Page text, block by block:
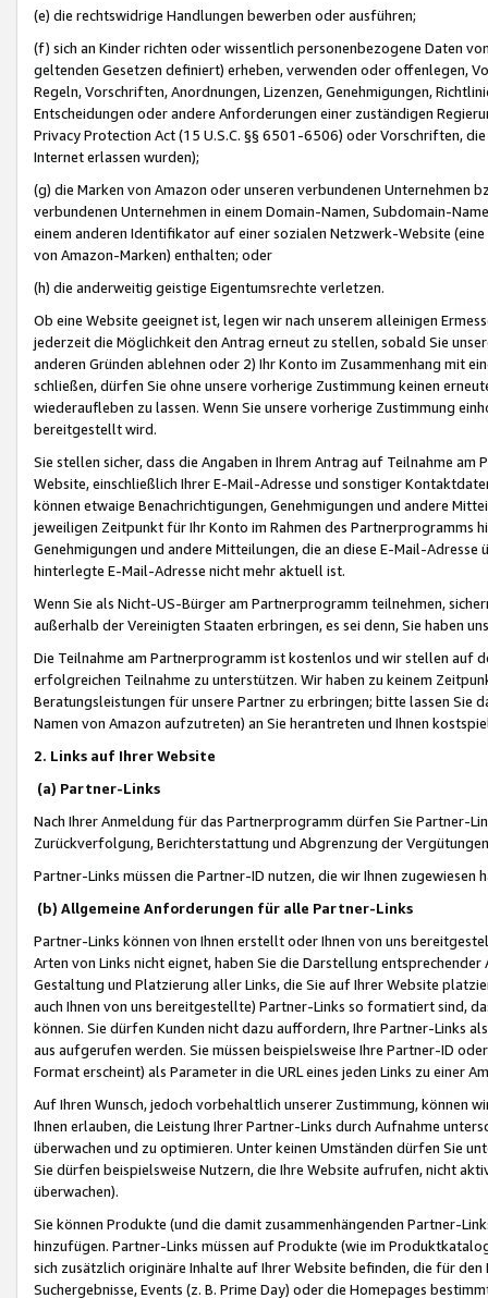
(e) die rechtswidrige Handlungen bewerben oder ausführen;
(f) sich an Kinder richten oder wissentlich personenbezogene Daten
geltenden Gesetzen definiert) erheben, verwenden oder offenlegen,
Regeln, Vorschriften, Anordnungen, Lizenzen, Genehmigungen,
Entscheidungen oder andere Anforderungen einer zuständigen
Privacy Protection Act (15 U.S.C. §§ 6501-6506) oder Vorschriften,
Internet erlassen wurden);
(g) die Marken von Amazon oder unseren verbundenen Unternehmen
verbundenen Unternehmen in einem Domain-Namen, Subdomain-
einem anderen Identifikator auf einer sozialen Netzwerk-Website
von Amazon-Marken) enthalten; oder
(h) die anderweitig geistige Eigentumsrechte verletzen.
Ob eine Website geeignet ist, legen wir nach unserem alleinigen
jederzeit die Möglichkeit den Antrag erneut zu stellen, sobald Sie
anderen Gründen ablehnen oder 2) Ihr Konto im Zusammenhang mit
schließen, dürfen Sie ohne unsere vorherige Zustimmung keinen
wiederaufleben zu lassen. Wenn Sie unsere vorherige Zustimmung
bereitgestellt wird.
Sie stellen sicher, dass die Angaben in Ihrem Antrag auf Teilnahme
Website, einschließlich Ihrer E-Mail-Adresse und sonstiger
können etwaige Benachrichtigungen, Genehmigungen und andere
jeweiligen Zeitpunkt für Ihr Konto im Rahmen des Partnerprogramms
Genehmigungen und andere Mitteilungen, die an diese E-Mail-
hinterlegte E-Mail-Adresse nicht mehr aktuell ist.
Wenn Sie als Nicht-US-Bürger am Partnerprogramm teilnehmen,
außerhalb der Vereinigten Staaten erbringen, es sei denn, Sie haben
Die Teilnahme am Partnerprogramm ist kostenlos und wir stellen auf
erfolgreichen Teilnahme zu unterstützen. Wir haben zu keinem
Beratungsleistungen für unsere Partner zu erbringen; bitte lassen Sie
Namen von Amazon aufzutreten) an Sie herantreten und Ihnen
2. Links auf Ihrer Website
(a) Partner-Links
Nach Ihrer Anmeldung für das Partnerprogramm dürfen Sie Partner-
Zurückverfolgung, Berichterstattung und Abgrenzung der
Partner-Links müssen die Partner-ID nutzen, die wir Ihnen zugewiesen
(b) Allgemeine Anforderungen für alle Partner-Links
Partner-Links können von Ihnen erstellt oder Ihnen von uns
Arten von Links nicht eignet, haben Sie die Darstellung
Gestaltung und Platzierung aller Links, die Sie auf Ihrer Website
auch Ihnen von uns bereitgestellte) Partner-Links so formatiert sind,
können. Sie dürfen Kunden nicht dazu auffordern, Ihre Partner-Links
aus aufgerufen werden. Sie müssen beispielsweise Ihre Partner-ID
Format erscheint) als Parameter in die URL eines jeden Links zu einer
Auf Ihren Wunsch, jedoch vorbehaltlich unserer Zustimmung, können
Ihnen erlauben, die Leistung Ihrer Partner-Links durch Aufnahme
überwachen und zu optimieren. Unter keinen Umständen dürfen Sie
Sie dürfen beispielsweise Nutzern, die Ihre Website aufrufen, nicht
überwachen).
Sie können Produkte (und die damit zusammenhängenden Partner-
hinzufügen. Partner-Links müssen auf Produkte (wie im
sich zusätzlich originäre Inhalte auf Ihrer Website befinden, die für
Suchergebnisse, Events (z. B. Prime Day) oder die Homepages